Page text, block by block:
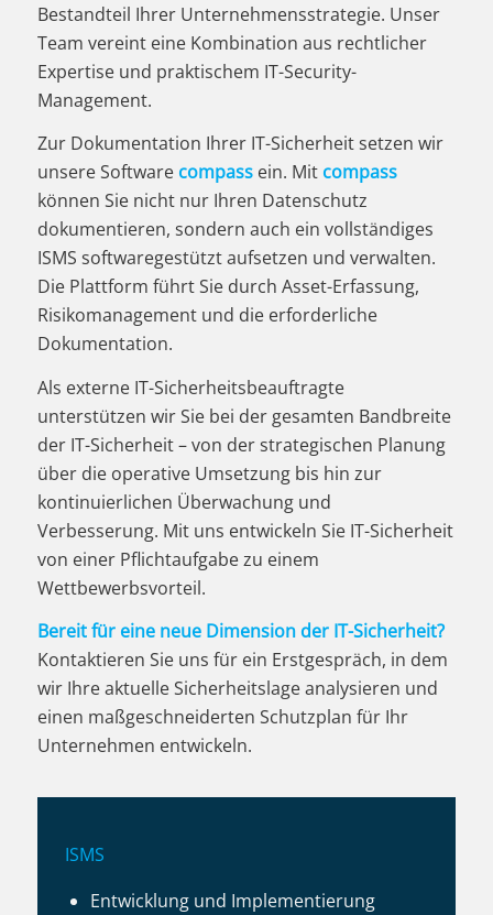
Bestandteil Ihrer Unternehmensstrategie. Unser
Team vereint eine Kombination aus rechtlicher
Expertise und praktischem IT-Security-
Management.
Zur Dokumentation Ihrer IT-Sicherheit setzen wir
unsere Software compass ein. Mit compass
können Sie nicht nur Ihren Datenschutz
dokumentieren, sondern auch ein vollständiges
ISMS softwaregestützt aufsetzen und verwalten.
Die Plattform führt Sie durch Asset-Erfassung,
Risikomanagement und die erforderliche
Dokumentation.
Als externe IT-Sicherheitsbeauftragte
unterstützen wir Sie bei der gesamten Bandbreite
der IT-Sicherheit – von der strategischen Planung
über die operative Umsetzung bis hin zur
kontinuierlichen Überwachung und
Verbesserung. Mit uns entwickeln Sie IT-Sicherheit
von einer Pflichtaufgabe zu einem
Wettbewerbsvorteil.
Bereit für eine neue Dimension der IT-Sicherheit?
Kontaktieren Sie uns für ein Erstgespräch, in dem
wir Ihre aktuelle Sicherheitslage analysieren und
einen maßgeschneiderten Schutzplan für Ihr
Unternehmen entwickeln.
ISMS
Entwicklung und Implementierung